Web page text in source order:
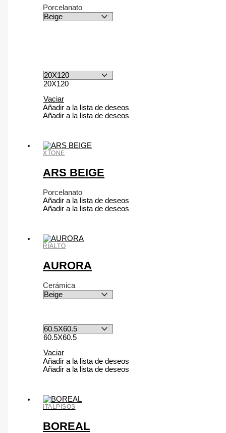
Porcelanato
20X120
Vaciar
Añadir a la lista de deseos
Añadir a la lista de deseos
XTONE
ARS BEIGE
Porcelanato
Añadir a la lista de deseos
Añadir a la lista de deseos
RIALTO
AURORA
Cerámica
60.5X60.5
Vaciar
Añadir a la lista de deseos
Añadir a la lista de deseos
ITALPISOS
BOREAL